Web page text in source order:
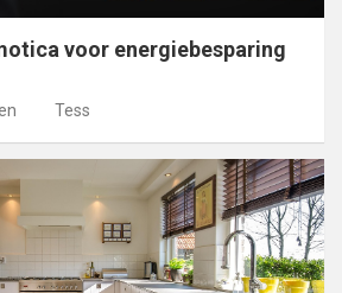
voor energiebesparing
Tess